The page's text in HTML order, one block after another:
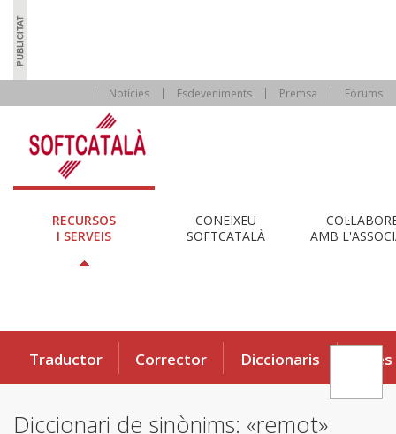
Notícies Esdeveniments Premsa Fòrums
RECURSOS
I SERVEIS
CONEIXEU
SOFTCATALÀ
AMB
Traductor Corrector Diccionaris Eines
Diccionari de sinònims: «remot»